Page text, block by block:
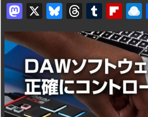
M
a
st
o
d
o
n
X
Bl
u
e
s
k
y
T
hr
e
a
d
s
T
u
m
bl
r
Fl
ip
b
o
ar
d